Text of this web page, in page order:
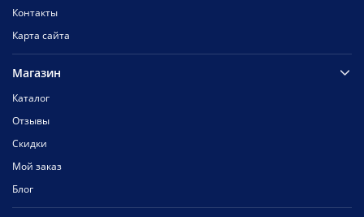
Контакты
Карта сайта
Магазин
Каталог
Отзывы
Скидки
Мой заказ
Блог